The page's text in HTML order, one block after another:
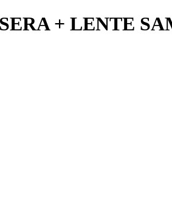
+ LENTE